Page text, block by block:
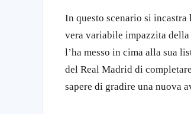
In questo scenario si
vera variabile impazzita
l’ha messo in cima alla sua
del Real Madrid di
sapere di gradire una nuova